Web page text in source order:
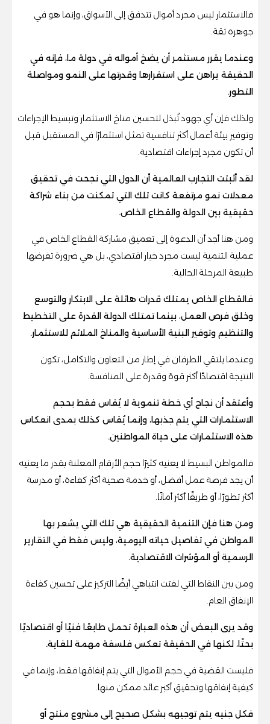
فالاستثمار ليس مجرد أموال تتدفق إلى الأسواق، وإنما هو في
جوهره ثقة.
وعندما يقرر مستثمر أن يضخ أمواله في دولة ما، فإنه في
الحقيقة يراهن على استقرارها وقدرتها على النمو ومواصلة
التطور.
ولذلك فإن أي جهود تُبذل لتحسين مناخ الاستثمار وتبسيط الإجراءات
وتوفير بيئة أعمال أكثر تنافسية تمثل استثمارًا في المستقبل قبل
أن تكون مجرد إجراءات اقتصادية.
لقد أثبتت التجارب العالمية أن الدول التي نجحت في تحقيق
معدلات نمو مرتفعة كانت تلك التي تمكنت من بناء شراكة
حقيقية بين الدولة والقطاع الخاص.
ومن هنا أجد أن الدعوة إلى تعميق مشاركة القطاع الخاص في
عملية التنمية ليست مجرد خيار اقتصادي، بل هي ضرورة تفرضها
طبيعة المرحلة الحالية.
فالقطاع الخاص يمتلك قدرات هائلة على الابتكار والتوسع
وخلق فرص العمل، بينما تمتلك الدولة القدرة على التخطيط
والتنظيم وتوفير البنية الأساسية والمناخ الملائم للاستثمار.
وعندما يلتقي الطرفان في إطار من التعاون والتكامل، تكون
النتيجة اقتصادًا أكثر قوة وقدرة على المنافسة.
وأعتقد أن نجاح أي خطة تنموية لا يُقاس فقط بحجم
الاستثمارات التي يتم جذبها، وإنما يُقاس كذلك بمدى انعكاس
هذه الاستثمارات على حياة المواطنين.
فالمواطن البسيط لا يعنيه كثيرًا حجم الأرقام المعلنة بقدر ما يعنيه
أن يجد فرصة عمل أفضل، أو خدمة صحية أكثر كفاءة، أو مدرسة
أكثر تطورًا، أو طريقًا أكثر أمانًا.
ومن هنا فإن التنمية الحقيقية هي تلك التي يشعر بها
المواطن في تفاصيل حياته اليومية، وليس فقط في التقارير
الرسمية أو المؤشرات الاقتصادية.
ومن بين النقاط التي لفتت انتباهي أيضًا التركيز على تحسين كفاءة
الإنفاق العام.
وقد يرى البعض أن هذه العبارة تحمل طابعًا فنيًا أو اقتصاديًا
بحتًا، لكنها في الحقيقة تعكس فلسفة مهمة للغاية.
فليست القضية في حجم الأموال التي يتم إنفاقها فقط، وإنما في
كيفية إنفاقها وتحقيق أكبر عائد ممكن منها.
فكل جنيه يتم توجيهه بشكل صحيح إلى مشروع منتج أو